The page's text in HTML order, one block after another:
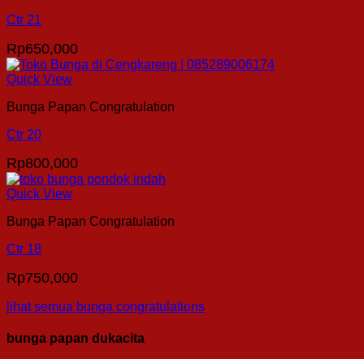
Ctr 21
Rp650,000
Quick View
Bunga Papan Congratulation
Ctr 20
Rp800,000
Quick View
Bunga Papan Congratulation
Ctr 18
Rp750,000
lihat semua bunga congratulations
bunga papan dukacita